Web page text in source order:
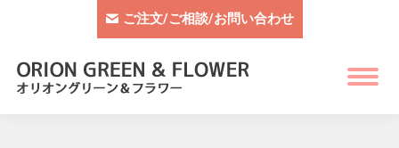
ご注文/ご相談/お問い合わせ